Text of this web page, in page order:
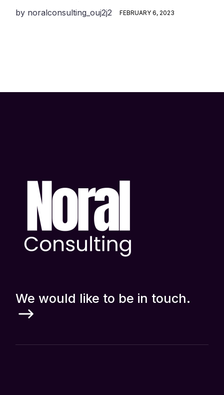
by noralconsulting_ouj2j2 FEBRUARY 6, 2023
We would like to be in touch.